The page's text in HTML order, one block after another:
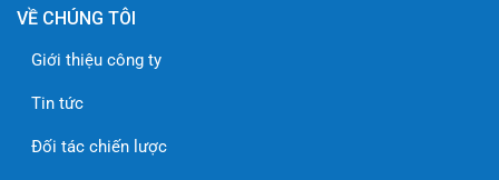
VỀ CHÚNG TÔI
Giới thiệu công ty
Tin tức
Đối tác chiến lược